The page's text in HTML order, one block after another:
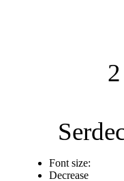
Font size:
Decrease